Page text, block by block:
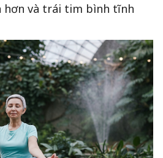
hơn và trái tim bình tĩnh